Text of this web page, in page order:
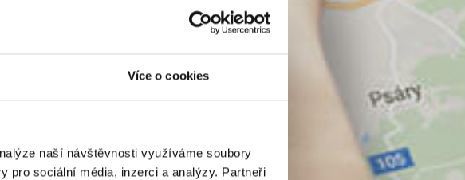
Více o cookies
naší návštěvnosti využíváme soubory
pro sociální média, inzerci a analýzy. Partneři